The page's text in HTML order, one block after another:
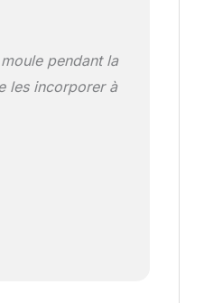
pendant la
les incorporer à